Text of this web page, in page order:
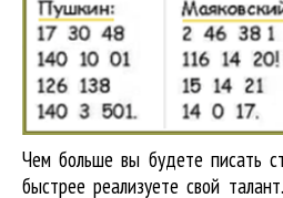
Чем больше вы будете писать
быстрее реализуете свой